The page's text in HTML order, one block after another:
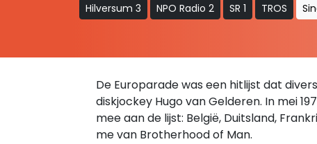
Hilversum 3 NPO Radio 2 SR 1 TROS
De Europarade was een hitlijst dat
diskjockey Hugo van Gelderen. In mei
mee aan de lijst: België, Duitsland,
me van Brotherhood of Man.